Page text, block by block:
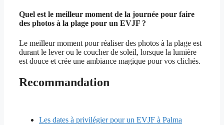
Quel est le meilleur moment de la journée pour faire
des photos à la plage pour un EVJF ?
Le meilleur moment pour réaliser des photos à la plage est
durant le lever ou le coucher de soleil, lorsque la lumière
est douce et crée une ambiance magique pour vos clichés.
Recommandation
Les dates à privilégier pour un EVJF à Palma